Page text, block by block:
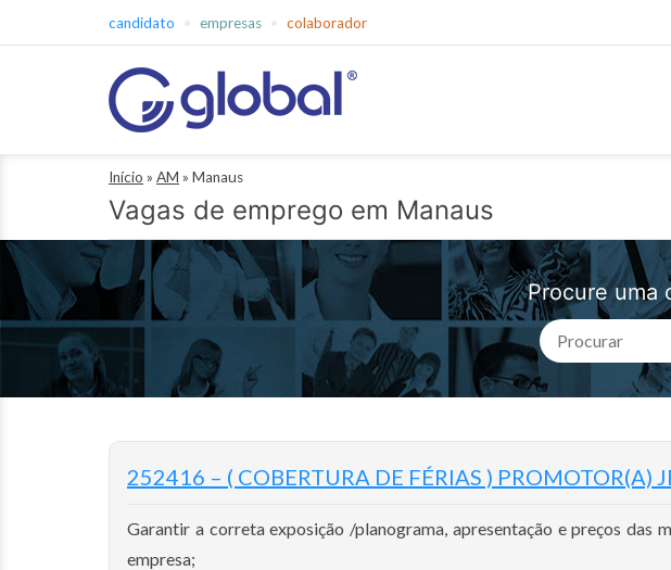
para
candidato empresas colaborador
Global
Empregos
Início » AM » Manaus
Vagas de emprego em Manaus
Procure uma
252416 – ( COBERTURA DE FÉRIAS ) PROMOTOR(A)
Garantir a correta exposição /planograma, apresentação e preços das
empresa;